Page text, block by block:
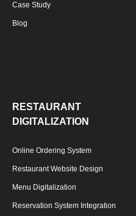
Case Study
Blog
RESTAURANT
DIGITALIZATION
Online Ordering System
Restaurant Website Design
Menu Digitalization
Reservation System Integration